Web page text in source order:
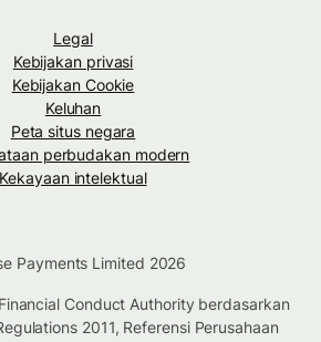
Legal
Kebijakan privasi
Kebijakan Cookie
Keluhan
Peta situs negara
perbudakan modern
Kekayaan intelektual
Payments Limited 2026
Conduct Authority berdasarkan
2011, Referensi Perusahaan